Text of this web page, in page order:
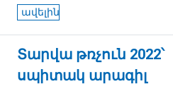
ավելին
Տարվա թռչուն 2022՝
սպիտակ արագիլ